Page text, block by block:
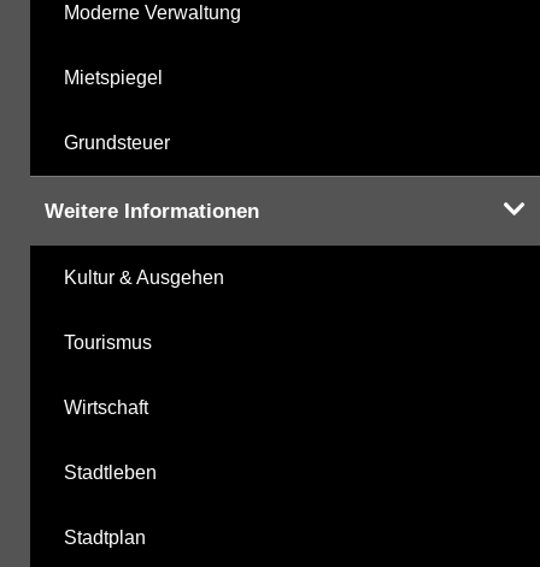
Moderne Verwaltung
Mietspiegel
Grundsteuer
Weitere Informationen
Kultur & Ausgehen
Tourismus
Wirtschaft
Stadtleben
Stadtplan